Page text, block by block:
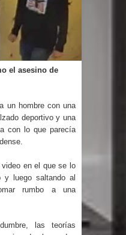
colapsados tras
7,1 en Japón
nuevo Código Penal
Rodríguez
gobierno endeuda
el asesino de
un hombre con una
deportivo y una
con lo que parecía
en el que se lo
y luego saltando al
rumbo a una
las teorías